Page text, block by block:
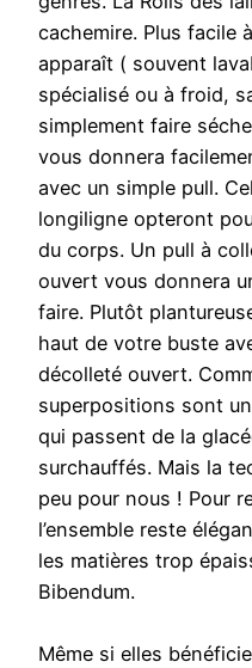
cachemire. Plus facile
apparaît ( souvent
spécialisé ou à froid,
simplement faire
vous donnera
avec un simple pull.
longiligne opteront
du corps. Un pull à
ouvert vous donnera
faire. Plutôt
haut de votre buste
décolleté ouvert.
superpositions sont
qui passent de la
surchauffés. Mais la
peu pour nous ! Pour
l’ensemble reste
les matières trop
Bibendum.
Même si elles